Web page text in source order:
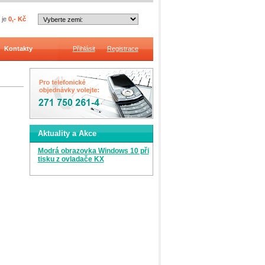
je 0,- Kč
Kontakty Přihlásit Registrace
Aktuality a Akce
Modrá obrazovka Windows 10 při
tisku z ovladače KX